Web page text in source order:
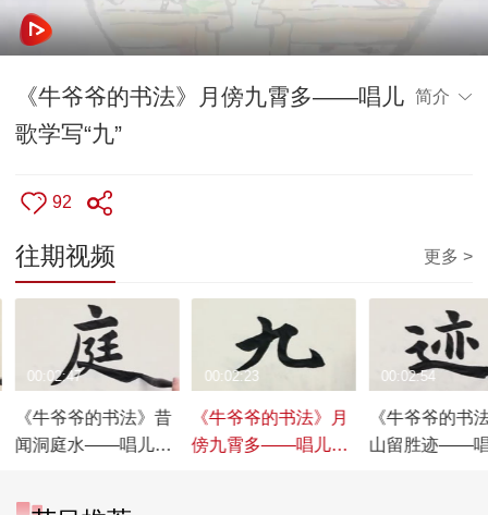
《牛爷爷的书法》月傍九霄多——唱儿
歌学写“九”
简介
92
往期视频 更多 >
《牛爷爷的书法》昔
闻洞庭水——唱儿歌
00:02:47
《牛爷爷的书法》月
傍九霄多——唱儿歌
00:02:23
《牛爷爷的书
山留胜迹——
00:02:54